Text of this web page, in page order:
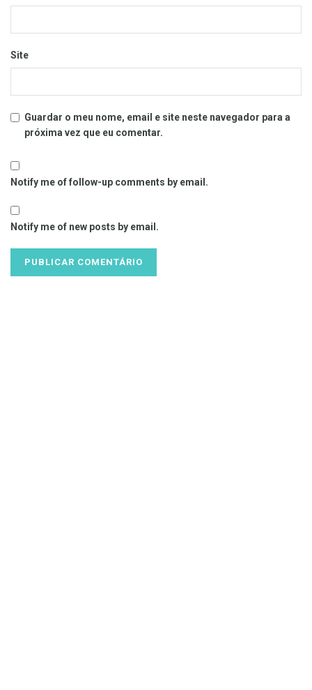
Site
Guardar o meu nome, email e site neste navegador para a
próxima vez que eu comentar.
Notify me of follow-up comments by email.
Notify me of new posts by email.